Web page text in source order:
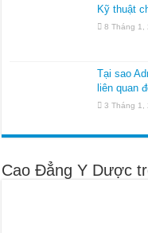
Kỹ thuật
8 Tháng 1,
Tại sao
liên quan
3 Tháng 1,
Cao Đẳng Y Dược